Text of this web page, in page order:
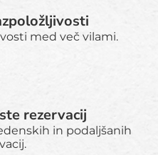
med več vilami.
rezervacij
in podaljšanih